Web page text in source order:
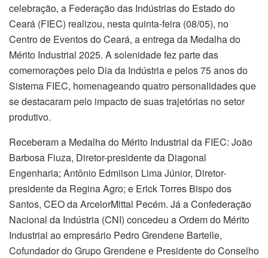
celebração, a Federação das Indústrias do Estado do
Ceará (FIEC) realizou, nesta quinta-feira (08/05), no
Centro de Eventos do Ceará, a entrega da Medalha do
Mérito Industrial 2025. A solenidade fez parte das
comemorações pelo Dia da Indústria e pelos 75 anos do
Sistema FIEC, homenageando quatro personalidades que
se destacaram pelo impacto de suas trajetórias no setor
produtivo.
Receberam a Medalha do Mérito Industrial da FIEC: João
Barbosa Fiuza, Diretor-presidente da Diagonal
Engenharia; Antônio Edmilson Lima Júnior, Diretor-
presidente da Regina Agro; e Erick Torres Bispo dos
Santos, CEO da ArcelorMittal Pecém. Já a Confederação
Nacional da Indústria (CNI) concedeu a Ordem do Mérito
Industrial ao empresário Pedro Grendene Bartelle,
Cofundador do Grupo Grendene e Presidente do Conselho